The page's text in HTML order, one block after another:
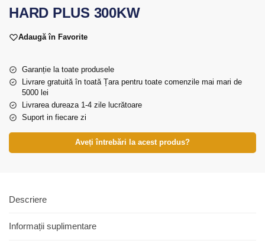
HARD PLUS 300KW
Adaugă în Favorite
Garanție la toate produsele
Livrare gratuită în toată Țara pentru toate comenzile mai mari de
5000 lei
Livrarea dureaza 1-4 zile lucrătoare
Suport in fiecare zi
Aveți întrebări la acest produs?
Descriere
Informații suplimentare